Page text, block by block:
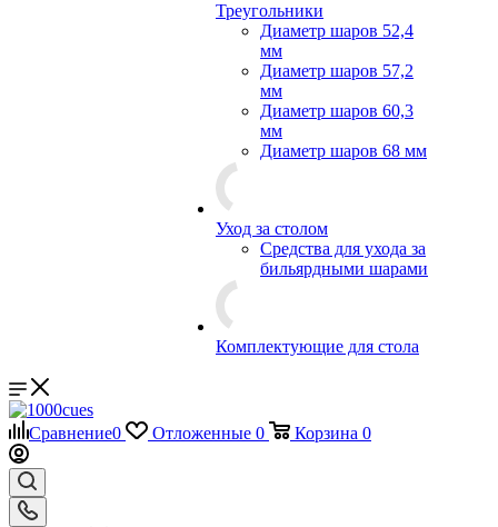
Треугольники
Диаметр шаров 52,4
мм
Диаметр шаров 57,2
мм
Диаметр шаров 60,3
мм
Диаметр шаров 68 мм
Уход за столом
Средства для ухода за
бильярдными шарами
Комплектующие для стола
Сравнение0 Отложенные 0 Корзина 0